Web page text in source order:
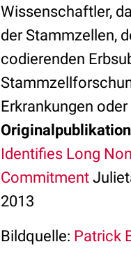
Wissenschaftler,
der Stammzellen,
codierenden
Erkrankungen
Identifies Long
Commitment
2013
Bildquelle: Patrick